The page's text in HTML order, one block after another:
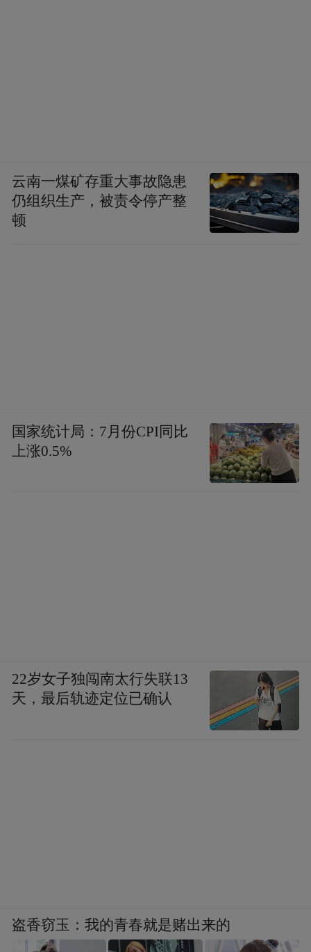
云南一煤矿存重大事故隐患
仍组织生产，被责令停产整
顿
国家统计局：7月份CPI同比
上涨0.5%
22岁女子独闯南太行失联13
天，最后轨迹定位已确认
盗香窃玉：我的青春就是赌出来的